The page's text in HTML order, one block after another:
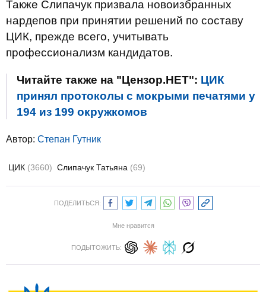
Также Слипачук призвала новоизбранных
нардепов при принятии решений по составу
ЦИК, прежде всего, учитывать
профессионализм кандидатов.
Читайте также на "Цензор.НЕТ": ЦИК
принял протоколы с мокрыми печатями у
194 из 199 окружкомов
Автор: Степан Гутник
ЦИК (3660) Слипачук Татьяна (69)
ПОДЕЛИТЬСЯ:
Мне нравится
ПОДЫТОЖИТЬ: